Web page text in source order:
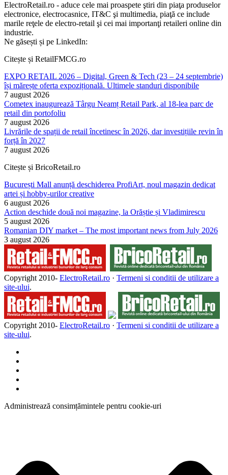
ElectroRetail.ro - aduce cele mai proaspete ştiri din piaţa produselor
electronice, electrocasnice, IT&C şi multimedia, piaţă ce include
marile reţele de electro-retail şi cei mai importanţi retaileri online din
industrie.
Ne găsești și pe LinkedIn:
Citește și RetailFMCG.ro
EXPO RETAIL 2026 – Digital, Green & Tech (23 – 24 septembrie)
își mărește oferta expozițională. Ultimele standuri disponibile
7 august 2026
Cometex inaugurează Târgu Neamț Retail Park, al 18-lea parc de
retail din portofoliu
7 august 2026
Livrările de spații de retail încetinesc în 2026, dar investițiile revin în
forță în 2027
7 august 2026
Citește și BricoRetail.ro
București Mall anunță deschiderea ProfiArt, noul magazin dedicat
artei și hobby-urilor creative
6 august 2026
Action deschide două noi magazine, la Orăștie și Vladimirescu
5 august 2026
Romanian DIY market – The most important news from July 2026
3 august 2026
Copyright 2010- ElectroRetail.ro · Termeni si conditii de utilizare a
site-ului.
Copyright 2010- ElectroRetail.ro · Termeni si conditii de utilizare a
site-ului.
Administrează consimțămintele pentru cookie-uri